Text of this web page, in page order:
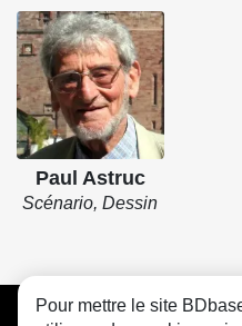
Paul Astruc
Scénario, Dessin
CGU FAQ
Pour mettre le site